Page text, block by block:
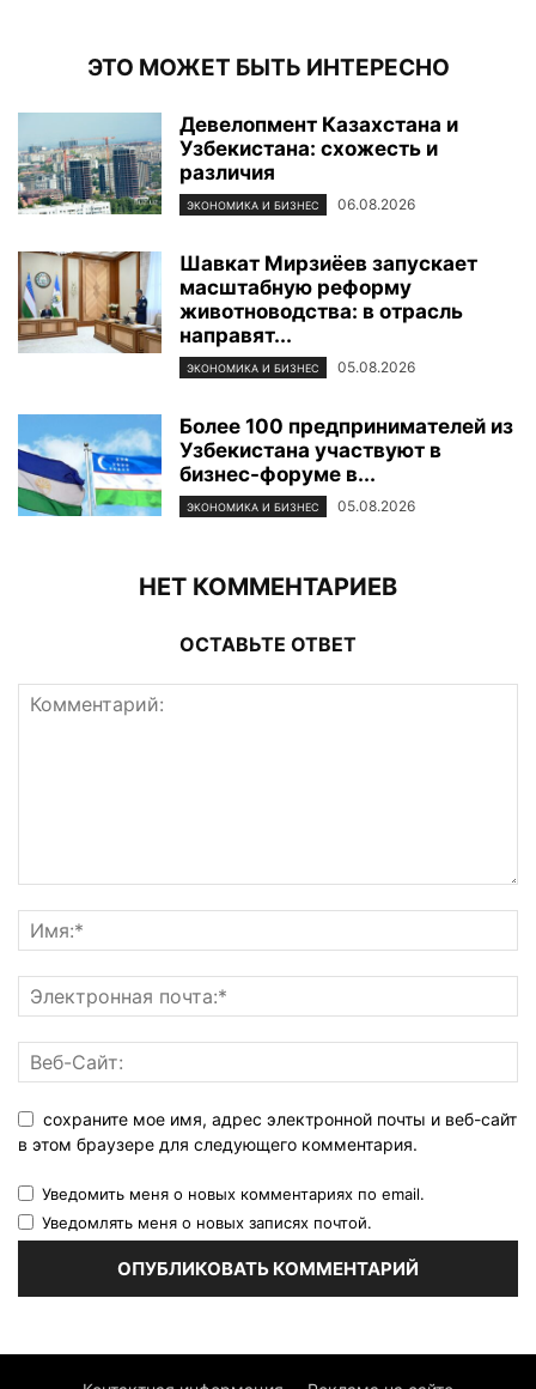
ЭТО МОЖЕТ БЫТЬ ИНТЕРЕСНО
Девелопмент Казахстана и
Узбекистана: схожесть и
различия
ЭКОНОМИКА И БИЗНЕС 06.08.2026
Шавкат Мирзиёев запускает
масштабную реформу
животноводства: в отрасль
направят...
ЭКОНОМИКА И БИЗНЕС 05.08.2026
Более 100 предпринимателей из
Узбекистана участвуют в
бизнес-форуме в...
ЭКОНОМИКА И БИЗНЕС 05.08.2026
НЕТ КОММЕНТАРИЕВ
ОСТАВЬТЕ ОТВЕТ
сохраните мое имя, адрес электронной почты и веб-сайт
в этом браузере для следующего комментария.
Уведомить меня о новых комментариях по email.
Уведомлять меня о новых записях почтой.